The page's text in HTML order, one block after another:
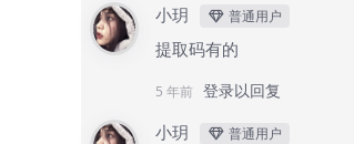
小玥 普通用户
提取码有的
5 年前 登录以回复
小玥 普通用户